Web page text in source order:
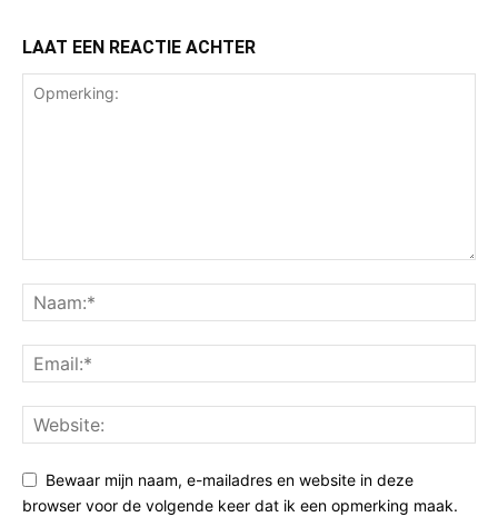
LAAT EEN REACTIE ACHTER
Bewaar mijn naam, e-mailadres en website in deze
browser voor de volgende keer dat ik een opmerking maak.